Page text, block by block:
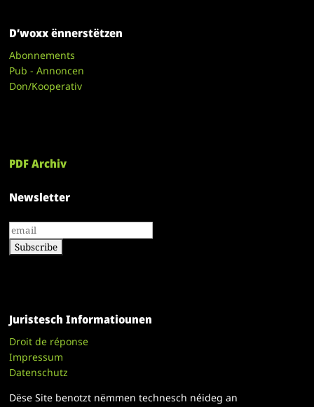
D’woxx ënnerstëtzen
Abonnements
Pub - Annoncen
Don/Kooperativ
PDF Archiv
Newsletter
Juristesch Informatiounen
Droit de réponse
Impressum
Datenschutz
Dëse Site benotzt nëmmen technesch néideg an